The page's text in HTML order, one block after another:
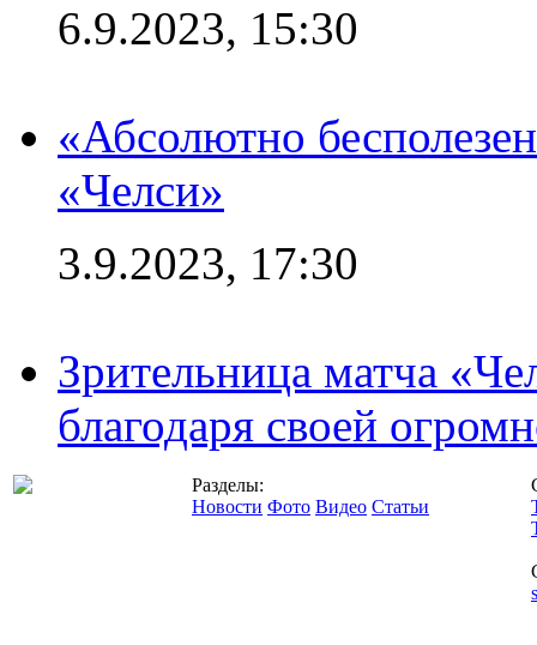
6.9.2023, 15:30
«Абсолютно
«Челси»
3.9.2023, 17:30
Зрительница матча
благодаря своей
Разделы:
Новости Фото Видео Статьи